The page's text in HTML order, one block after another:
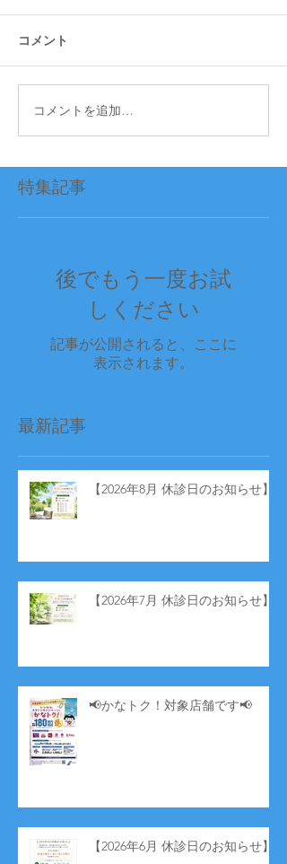
コメント
コメントを追加…
特集記事
後でもう一度お試
しください
記事が公開されると、ここに
表示されます。
最新記事
【2026年8月 休診日のお知らせ】
【2026年7月 休診日のお知らせ】
📢かなトク！対象店舗です📢
【2026年6月 休診日のお知らせ】